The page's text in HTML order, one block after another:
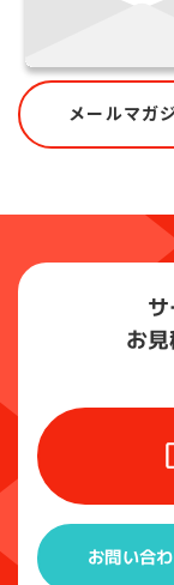
メールマガ
お
お問い合